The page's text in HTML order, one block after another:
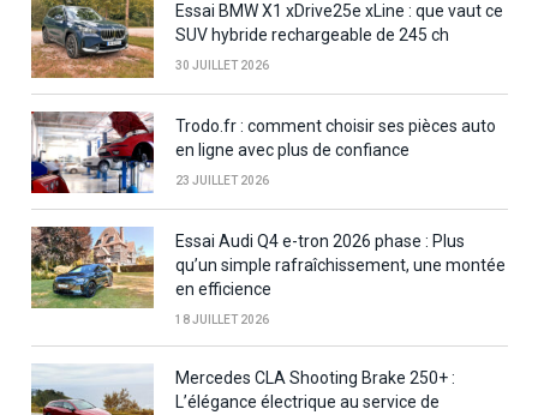
Essai BMW X1 xDrive25e xLine : que vaut ce
SUV hybride rechargeable de 245 ch
30 JUILLET 2026
Trodo.fr : comment choisir ses pièces auto
en ligne avec plus de confiance
23 JUILLET 2026
Essai Audi Q4 e-tron 2026 phase : Plus
qu’un simple rafraîchissement, une montée
en efficience
18 JUILLET 2026
Mercedes CLA Shooting Brake 250+ :
L’élégance électrique au service de